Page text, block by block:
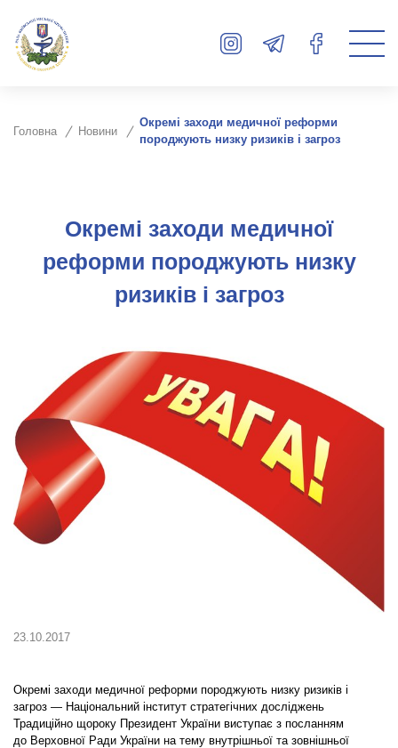
Головна Новини
Окремі заходи медичної реформи
породжують низку ризиків і загроз
Окремі заходи медичної
реформи породжують низку
ризиків і загроз
23.10.2017
Окремі заходи медичної реформи породжують низку ризиків і
загроз — Національний інститут стратегічних досліджень
Традиційно щороку Президент України виступає з посланням
до Верховної Ради України на тему внутрішньої та зовнішньої